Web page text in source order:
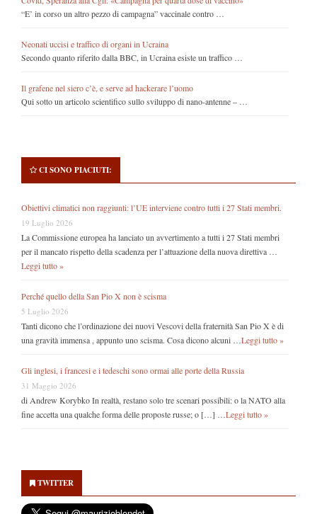
“E’ in corso un altro pezzo di campagna” vaccinale contro …
Neonati uccisi e traffico di organi in Ucraina
Secondo quanto riferito dalla BBC, in Ucraina esiste un traffico …
Il grafene nel siero c’è, e serve ad hackerare l’uomo
Qui sotto un articolo scientifico sullo sviluppo di nano-antenne – …
CI SONO PIACIUTI:
Obiettivi climatici non raggiunti: l’UE interviene contro tutti i 27 Stati membri.
19 Luglio 2026
La Commissione europea ha lanciato un avvertimento a tutti i 27 Stati membri
per il mancato rispetto della scadenza per l’attuazione della nuova direttiva …
Leggi tutto »
Perché quello della San Pio X non è scisma
5 Luglio 2026
Tanti dicono che l’ordinazione dei nuovi Vescovi della fraternità San Pio X è di
una gravità immensa , appunto uno scisma. Cosa dicono alcuni … Leggi tutto »
Gli inglesi, i francesi e i tedeschi sono ormai alle porte della Russia
31 Maggio 2026
di Andrew Korybko In realtà, restano solo tre scenari possibili: o la NATO alla
fine accetta una qualche forma delle proposte russe; o […] … Leggi tutto »
Sidebar
TWITTER